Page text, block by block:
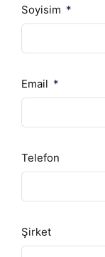
Soyisim
Email
Telefon
Şirket